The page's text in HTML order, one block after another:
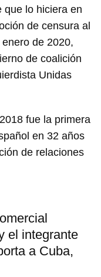
que lo hiciera en
de censura al
de 2020,
de coalición
Unidas
fue la primera
en 32 años
de relaciones
el integrante
a Cuba,